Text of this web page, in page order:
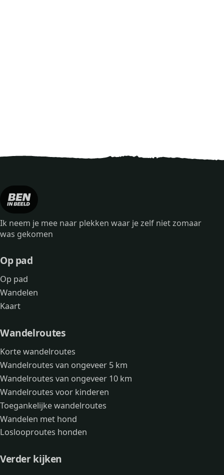
Ik neem je mee naar plekken waar je zelf niet zomaar
was gekomen
Op pad
Op pad
Wandelen
Kaart
Wandelroutes
Korte wandelroutes
Wandelroutes van ongeveer 5 km
Wandelroutes van ongeveer 10 km
Wandelroutes voor kinderen
Toegankelijke wandelroutes
Wandelen met hond
Loslooproutes honden
Verder kijken